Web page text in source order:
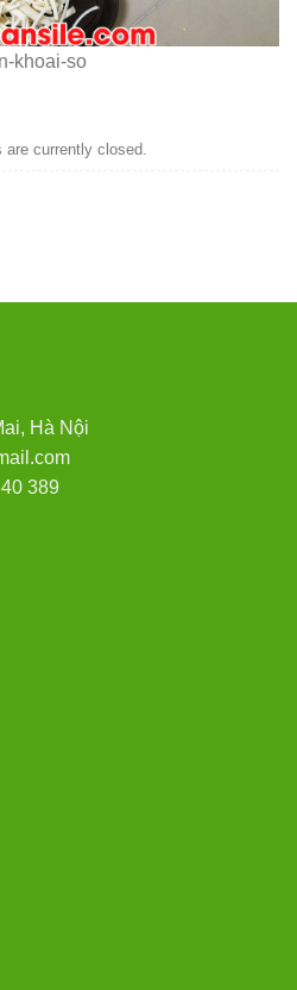
khoai-so
currently closed.
Hà Nội
389